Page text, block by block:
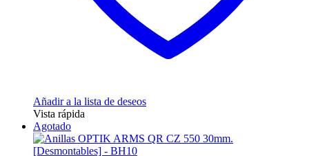
Añadir a la lista de deseos
Vista rápida
Agotado